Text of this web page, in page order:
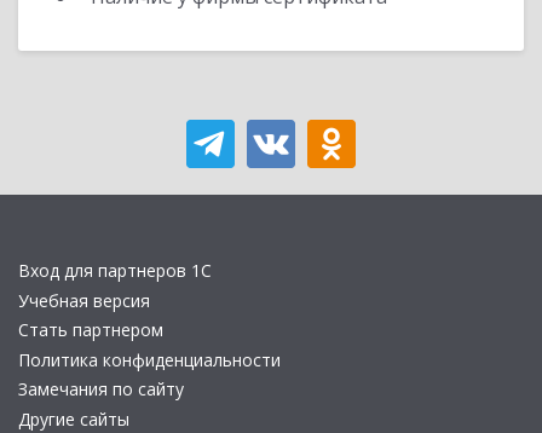
Вход для партнеров 1С
Учебная версия
Стать партнером
Политика конфиденциальности
Замечания по сайту
Другие сайты